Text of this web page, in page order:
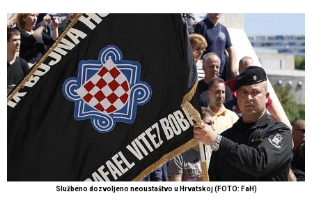
Službeno dozvoljeno neoustaštvo u Hrvatskoj (FOTO: FaH)